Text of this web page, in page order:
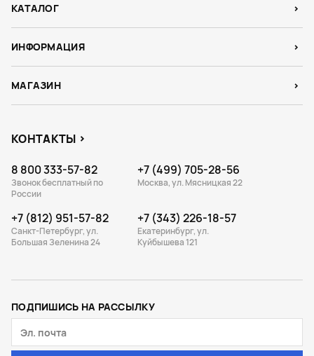
КАТАЛОГ
ИНФОРМАЦИЯ
МАГАЗИН
КОНТАКТЫ
8 800 333-57-82
Звонок бесплатный по
России
+7 (499) 705-28-56
Москва, ул. Мясницкая 22
+7 (812) 951-57-82
Санкт-Петербург, ул.
Большая Зеленина 24
+7 (343) 226-18-57
Екатеринбург, ул.
Куйбышева 121
ПОДПИШИСЬ НА РАССЫЛКУ